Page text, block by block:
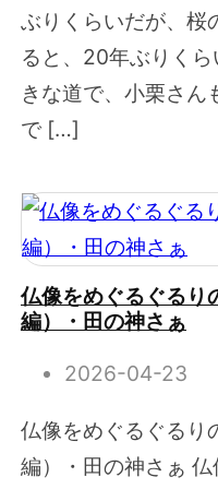
ぶりくらいだが、桜
ると、20年ぶりく
きな道で、小栗さん
で […]
仏像をめぐるぐる
編）・田の神さぁ
2026-04-23
仏像をめぐるぐる
編）・田の神さぁ 仏